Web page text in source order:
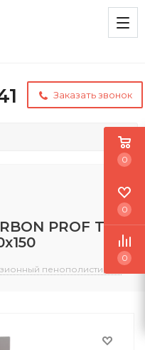
Заказать звонок
PROF TB
пенополистирол
0
0
0